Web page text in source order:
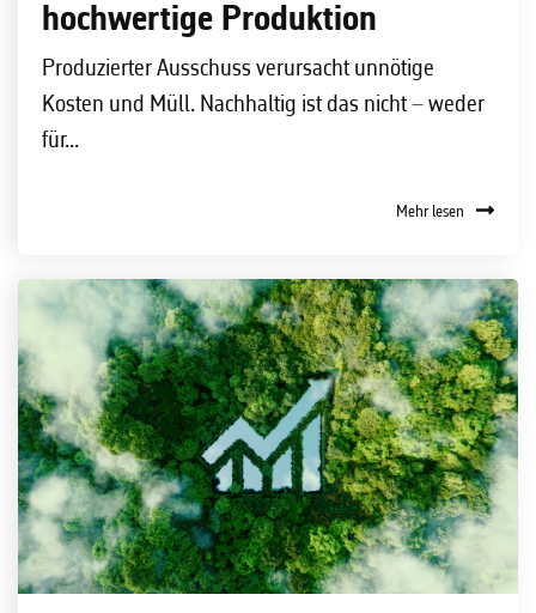
hochwertige Produktion
Produzierter Ausschuss verursacht unnötige
Kosten und Müll. Nachhaltig ist das nicht – weder
für...
Mehr lesen